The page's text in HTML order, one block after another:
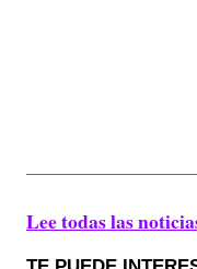
Lee todas las